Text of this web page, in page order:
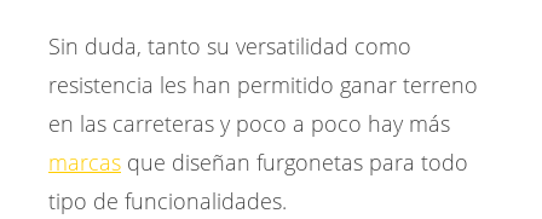
Sin duda, tanto su versatilidad como
resistencia les han permitido ganar terreno
en las carreteras y poco a poco hay más
marcas que diseñan furgonetas para todo
tipo de funcionalidades.